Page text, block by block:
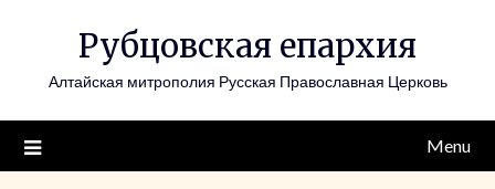
Рубцовская епархия
Алтайская митрополия Русская Православная Церковь
Menu